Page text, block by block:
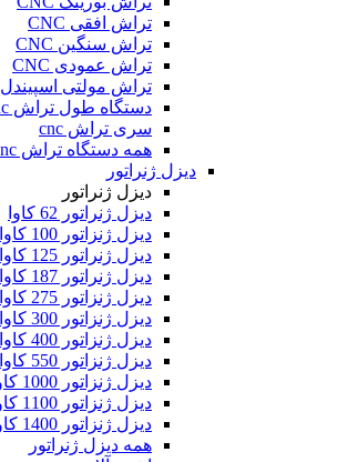
تراش افقی CNC
تراش سنگین CNC
تراش عمودی CNC
تراش مولتی اسپیندل
دستگاه طول تراش cnc
سری تراش cnc
همه دستگاه تراش cnc
دیزل ژنراتور
دیزل ژنراتور
دیزل ژنراتور 62 کاوا
دیزل ژنزاتور 100 کاوا
دیزل ژنراتور 125 کاوا
دیزل ژنراتور 187 کاوا
دیزل ژنزاتور 275 کاوا
دیزل ژنزاتور 300 کاوا
دیزل ژنزاتور 400 کاوا
دیزل ژنزاتور 550 کاوا
دیزل ژنزاتور 1000 کاوا
دیزل ژنزاتور 1100 کاوا
دیزل ژنزاتور 1400 کاوا
همه دیزل ژنراتور